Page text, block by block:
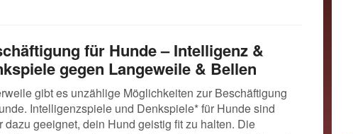
für Hunde – Intelligenz &
gegen Langeweile & Bellen
gibt es unzählige Möglichkeiten zur Beschäftigung
Intelligenzspiele und Denkspiele* für Hunde sind
dazu geeignet, dein Hund geistig fit zu halten. Die